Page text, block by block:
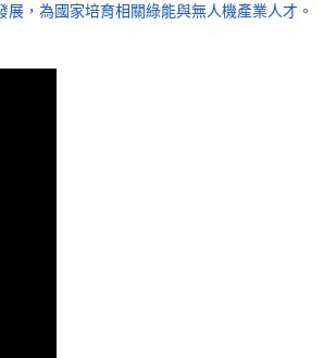
，為國家培育相關綠能與無人機產業人才。